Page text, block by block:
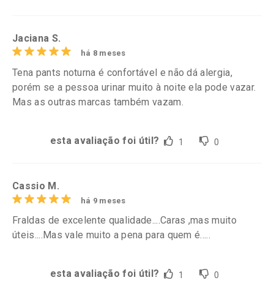
Jaciana S.
há 8 meses
Tena pants noturna é confortável e não dá alergia,
porém se a pessoa urinar muito à noite ela pode vazar.
Mas as outras marcas também vazam.
esta avaliação foi útil? 1 0
Cassio M.
há 9 meses
Fraldas de excelente qualidade....Caras ,mas muito
úteis....Mas vale muito a pena para quem é.....
esta avaliação foi útil? 1 0